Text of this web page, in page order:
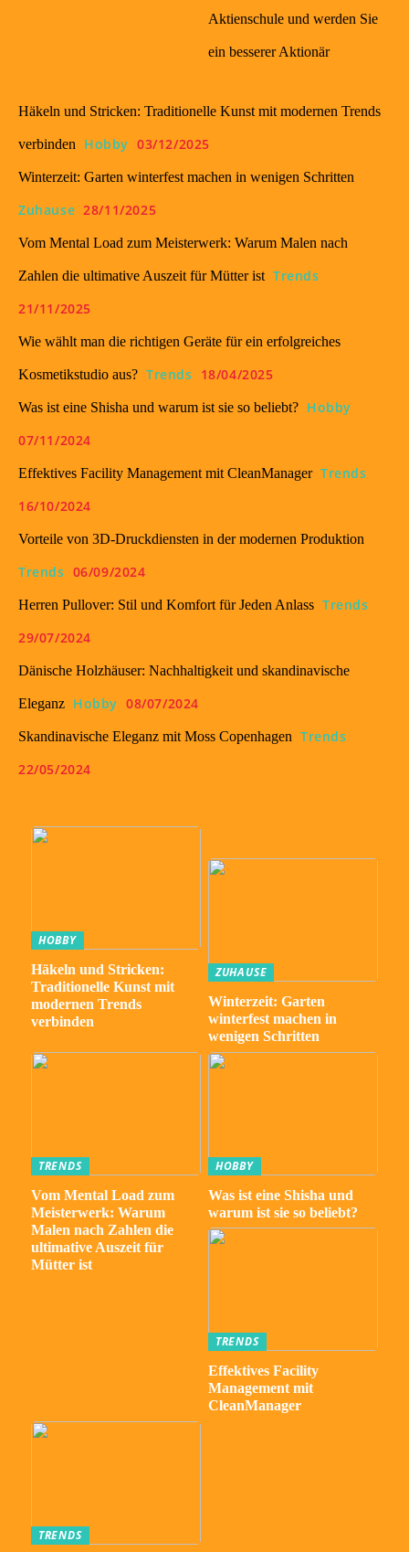
Aktienschule und werden Sie
ein besserer Aktionär
Häkeln und Stricken: Traditionelle Kunst mit modernen Trends
verbinden Hobby 03/12/2025
Winterzeit: Garten winterfest machen in wenigen Schritten
Zuhause 28/11/2025
Vom Mental Load zum Meisterwerk: Warum Malen nach
Zahlen die ultimative Auszeit für Mütter ist Trends
21/11/2025
Wie wählt man die richtigen Geräte für ein erfolgreiches
Kosmetikstudio aus? Trends 18/04/2025
Was ist eine Shisha und warum ist sie so beliebt? Hobby
07/11/2024
Effektives Facility Management mit CleanManager Trends
16/10/2024
Vorteile von 3D-Druckdiensten in der modernen Produktion
Trends 06/09/2024
Herren Pullover: Stil und Komfort für Jeden Anlass Trends
29/07/2024
Dänische Holzhäuser: Nachhaltigkeit und skandinavische
Eleganz Hobby 08/07/2024
Skandinavische Eleganz mit Moss Copenhagen Trends
22/05/2024
HOBBY
Häkeln und Stricken:
Traditionelle Kunst mit
modernen Trends
verbinden
ZUHAUSE
Winterzeit: Garten
winterfest machen in
wenigen Schritten
TRENDS
Vom Mental Load zum
Meisterwerk: Warum
Malen nach Zahlen die
ultimative Auszeit für
Mütter ist
HOBBY
Was ist eine Shisha und
warum ist sie so beliebt?
TRENDS
Effektives Facility
Management mit
CleanManager
TRENDS